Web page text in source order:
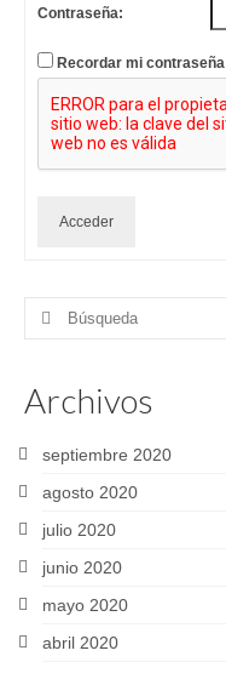
Contraseña:
Recordar mi contraseña
Acceder
Buscar
Archivos
septiembre 2020
agosto 2020
julio 2020
junio 2020
mayo 2020
abril 2020